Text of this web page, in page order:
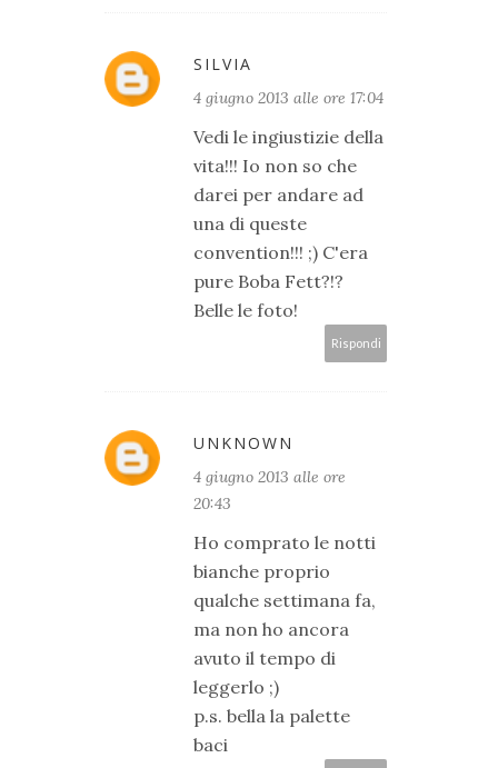
SILVIA
4 giugno 2013 alle ore 17:04
Vedi le ingiustizie della
vita!!! Io non so che
darei per andare ad
una di queste
convention!!! ;) C'era
pure Boba Fett?!?
Belle le foto!
Rispondi
UNKNOWN
4 giugno 2013 alle ore
20:43
Ho comprato le notti
bianche proprio
qualche settimana fa,
ma non ho ancora
avuto il tempo di
leggerlo ;)
p.s. bella la palette
baci